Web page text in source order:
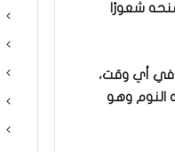
شعورًا
في أي وقت،
النوم وهو